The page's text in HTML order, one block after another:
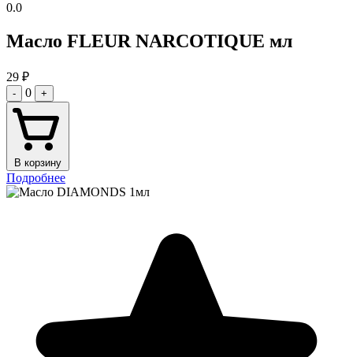
0.0
Масло FLEUR NARCOTIQUE мл
29 ₽
- 0 +
В корзину
Подробнее